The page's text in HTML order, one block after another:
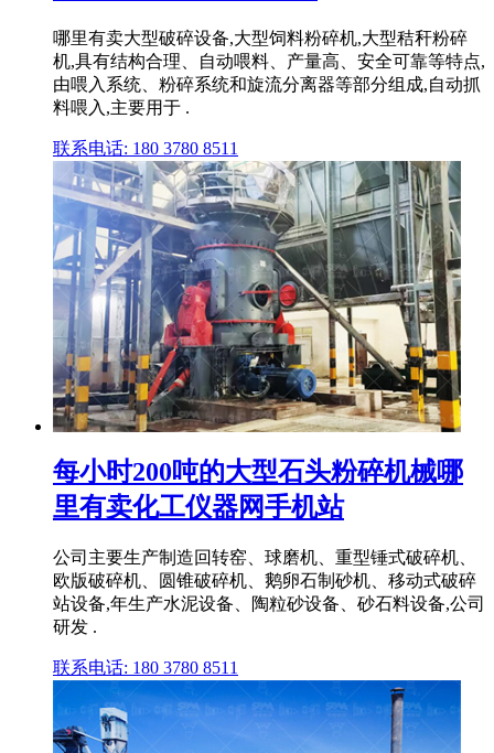
哪里有卖大型破碎设备,大型饲料粉碎机,大型秸秆粉碎
机,具有结构合理、自动喂料、产量高、安全可靠等特点,
由喂入系统、粉碎系统和旋流分离器等部分组成,自动抓
料喂入,主要用于 .
联系电话: 180 3780 8511
每小时200吨的大型石头粉碎机械哪
里有卖化工仪器网手机站
公司主要生产制造回转窑、球磨机、重型锤式破碎机、
欧版破碎机、圆锥破碎机、鹅卵石制砂机、移动式破碎
站设备,年生产水泥设备、陶粒砂设备、砂石料设备,公司
研发 .
联系电话: 180 3780 8511